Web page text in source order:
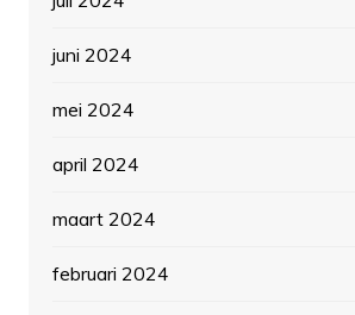
juni 2024
mei 2024
april 2024
maart 2024
februari 2024